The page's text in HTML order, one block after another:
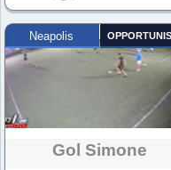
Neapolis
Gol Simone